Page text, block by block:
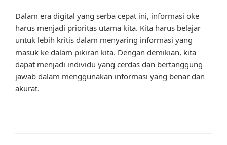
Dalam era digital yang serba cepat ini, informasi oke
harus menjadi prioritas utama kita. Kita harus belajar
untuk lebih kritis dalam menyaring informasi yang
masuk ke dalam pikiran kita. Dengan demikian, kita
dapat menjadi individu yang cerdas dan bertanggung
jawab dalam menggunakan informasi yang benar dan
akurat.